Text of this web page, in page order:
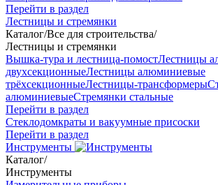
Перейти в раздел
Лестницы и стремянки
Каталог/Все для строительства/
Лестницы и стремянки
Вышка-тура и лестница-помостЛестницы
двухсекционныеЛестницы алюминиевые
трёхсекционныеЛестницы-трансформеры
алюминиевыеСтремянки стальные
Перейти в раздел
Стеклодомкраты и вакуумные присоски
Перейти в раздел
Инструменты
Каталог/
Инструменты